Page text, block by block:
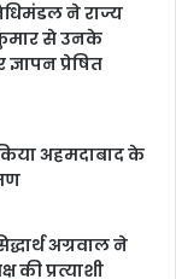
ने राज्य
से उनके
प्रेषित
किया अहमदाबाद के
अग्रवाल ने
की प्रत्याशी